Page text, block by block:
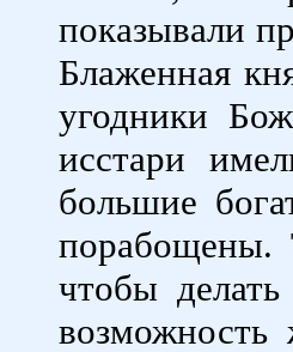
показывали
Блаженная
угодники
исстари
большие
порабощены.
чтобы